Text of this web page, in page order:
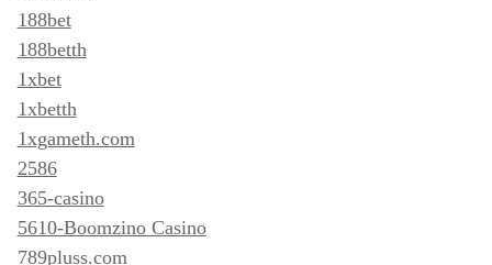
188bet
188betth
1xbet
1xbetth
1xgameth.com
2586
365-casino
5610-Boomzino Casino
789pluss.com